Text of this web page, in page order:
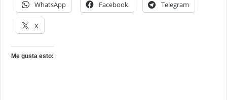
WhatsApp Facebook Telegram
X
Me gusta esto: